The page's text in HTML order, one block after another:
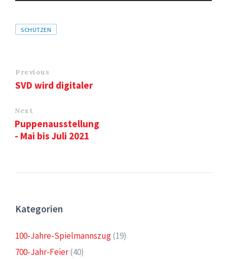
Tags
SCHÜTZEN
Previous
SVD wird digitaler
Next
Puppenausstellung
- Mai bis Juli 2021
Kategorien
100-Jahre-Spielmannszug(19)
700-Jahr-Feier(40)